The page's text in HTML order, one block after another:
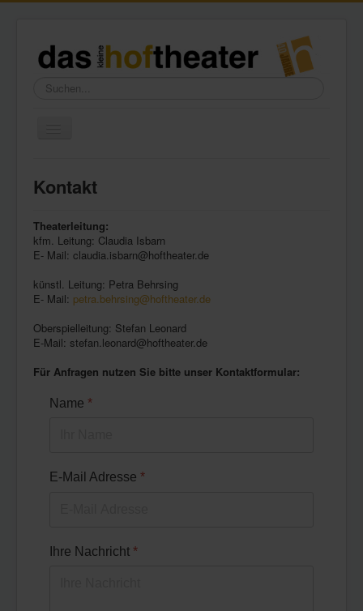
Suchen...
Wir über uns
Freundeskreis
Galerie
Presse
Kontakt
Kontakt
Theaterleitung:
kfm. Leitung: Claudia Isbarn
E- Mail: claudia.isbarn@hoftheater.de
künstl. Leitung: Petra Behrsing
E- Mail: petra.behrsing@hoftheater.de
Oberspielleitung: Stefan Leonard
E-Mail: stefan.leonard@hoftheater.de
Für Anfragen nutzen Sie bitte unser Kontaktformular:
Name *
E-Mail Adresse *
Ihre Nachricht *